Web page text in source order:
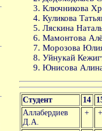
Ключникова
Куликова
Ляскина
Мамонтова
Морозова
Уйнукай
Юнисова
Студент 14
Аллабердиев
Д.А.
+